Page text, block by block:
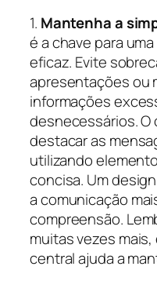
1. Mantenha a
é a chave para
eficaz. Evite
apresentações ou
informações
desnecessários.
destacar as
utilizando
concisa. Um
a comunicação
compreensão.
muitas vezes
central ajuda a